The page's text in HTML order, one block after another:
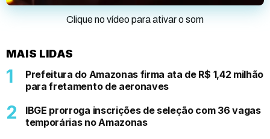
Clique no vídeo para ativar o som
MAIS LIDAS
Prefeitura do Amazonas firma ata de R$ 1,42 milhão
para fretamento de aeronaves
IBGE prorroga inscrições de seleção com 36 vagas
temporárias no Amazonas